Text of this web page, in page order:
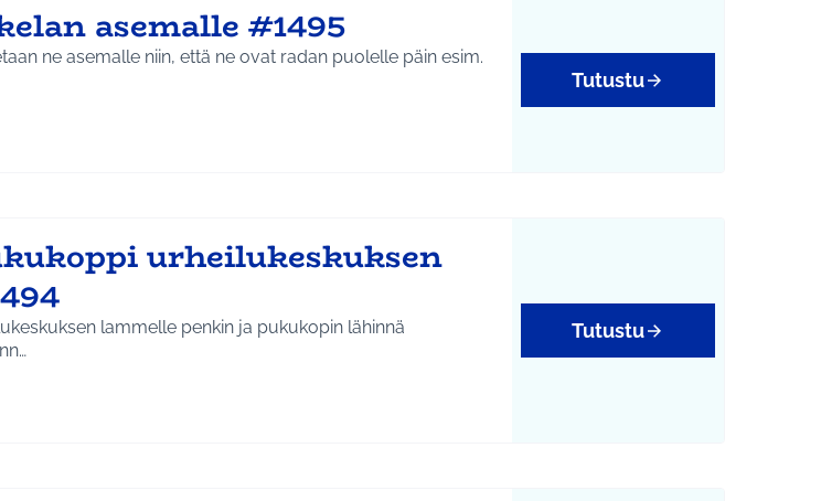
asemalle #1495
ne asemalle niin, että ne ovat radan puolelle päin esim.
Jokela
mukaan: Ympäristö
Tutustu
urheilukeskuksen
lammelle penkin ja pukukopin lähinnä
Hyrylä
mukaan: Ympäristö
Tutustu